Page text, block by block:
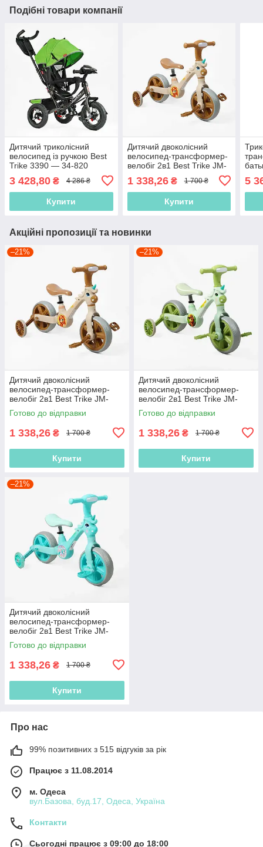
Подібні товари компанії
Дитячий триколісний
велосипед із ручкою Best
Trike 3390 — 34-820
Зелений, надувні колеса,
фара з USB, пульт
3 428,80 ₴ 4 286 ₴
Купити
Дитячий двоколісний
велосипед-трансформер-
велобіг 2в1 Best Trike JM-
колеса 10 дюймів, з
музикою та підсвіткою
1 338,26₴ 1 700 ₴
Купити
5
Акційні пропозиції та новинки
–21%
Дитячий двоколісний
велосипед-трансформер-
велобіг 2в1 Best Trike JM-
0102-8 Коричневий, колеса
10 дюймів, з музикою та
Готово до відправки
1 338,26 ₴ 1 700 ₴
Купити
–21%
Дитячий двоколісний
велосипед-трансформер-
велобіг 2в1 Best Trike JM-
0711-6 Зелений, колеса 10
дюймів, з музикою та
Готово до відправки
1 338,26 ₴ 1 700 ₴
Купити
–21%
Дитячий двоколісний
велосипед-трансформер-
велобіг 2в1 Best Trike JM-
0819-2 Блакитний, колеса 10
дюймів, з музикою та
Готово до відправки
1 338,26 ₴ 1 700 ₴
Купити
Про нас
99% позитивних з 515 відгуків за рік
Працює з 11.08.2014
м. Одеса
вул.Базова, буд.17, Одеса, Україна
Контакти
Сьогодні працює з 09:00 до 18:00